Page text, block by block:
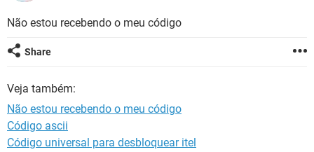
GUIA DE COMPRAS
INSTAGRAM GMAIL
CELULAR
OUTLOOK EXCEL
INSTAGRAM
JOGOS WHATSAPP
INSTAGRAM
GUIA DE COMPRAS
Não estou recebendo o meu código
Share
Veja também:
Não estou recebendo o meu código
Código ascii
Código universal para desbloquear itel